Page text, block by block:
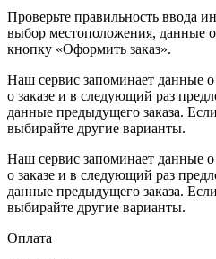
Проверьте правильность ввода
выбор местоположения, данные
кнопку «Оформить заказ».
Наш сервис запоминает данные
о заказе и в следующий раз
данные предыдущего заказа.
выбирайте другие варианты.
Наш сервис запоминает данные
о заказе и в следующий раз
данные предыдущего заказа.
выбирайте другие варианты.
Оплата